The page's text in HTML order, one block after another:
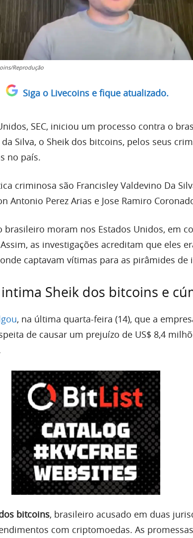
Reprodução
Siga o Livecoins e fique atualizado.
SEC, iniciou um processo contra o
Silva, o Sheik dos bitcoins, pelos seus
no país.
criminosa são Francisley Valdevino Da
Antonio Perez Arias e Jose Ramiro
brasileiro moram nos Estados Unidos, em
as investigações acreditam que eles
captavam vítimas para as pirâmides de
intima Sheik dos bitcoins e
, na última quarta-feira (14), que a
de causar um prejuízo de US$ 8,4
bitcoins, brasileiro acusado em duas
com criptomoedas. As